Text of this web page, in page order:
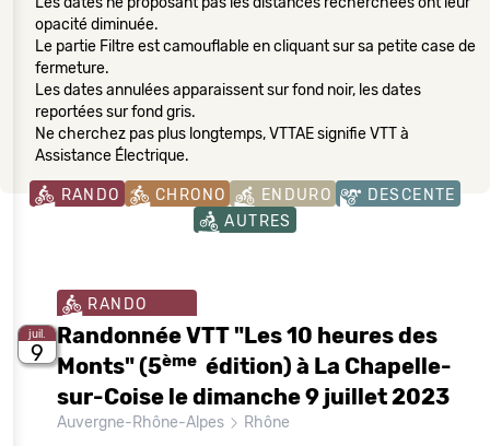
opacité diminuée.
Le partie Filtre est camouflable en cliquant sur sa petite case de
fermeture.
Les dates annulées apparaissent sur fond noir, les dates
reportées sur fond gris.
Ne cherchez pas plus longtemps, VTTAE signifie VTT à
Assistance Électrique.
RANDO CHRONO ENDURO
DESCENTE
AUTRES
juil.
9
RANDO
Randonnée VTT "Les 10 heures des
Monts" (5ème édition) à La Chapelle-
sur-Coise le dimanche 9 juillet 2023
Auvergne-Rhône-Alpes Rhône